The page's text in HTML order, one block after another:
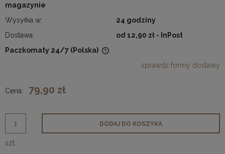
magazynie
Wysyłka w:
24 godziny
Dostawa:
od 12,90 zł - InPost
Paczkomaty 24/7 (Polska)
sprawdź formy dostawy
Cena: 79,90 zł
szt.
DODAJ DO KOSZYKA